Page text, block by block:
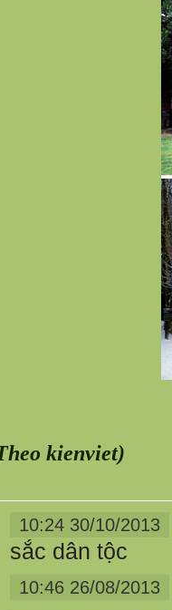
kienviet)
10:24 30/10/2013
sắc dân tộc
10:46 26/08/2013